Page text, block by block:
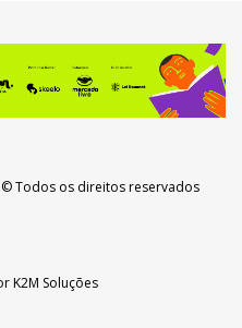
Todos os direitos reservados
K2M Soluções